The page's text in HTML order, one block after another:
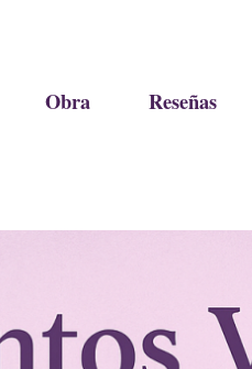
Obra Reseñas